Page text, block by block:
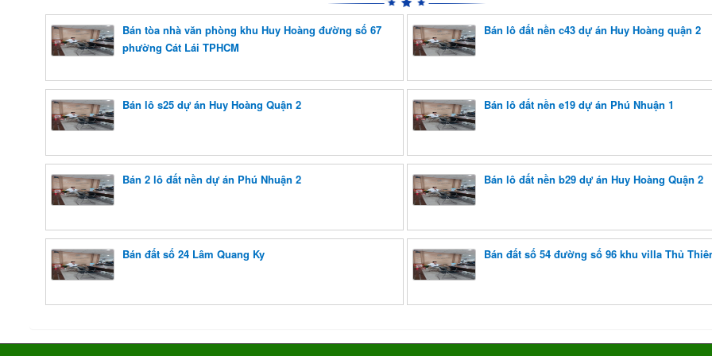
Bán tòa nhà văn phòng khu Huy Hoàng đường số 67
phường Cát Lái TPHCM
Bán lô đất nền c43 dự án Huy Hoàng quận 2
Bán lô s25 dự án Huy Hoàng Quận 2 Bán lô đất nền e19 dự án Phú Nhuận 1
Bán 2 lô đất nền dự án Phú Nhuận 2 Bán lô đất nền b29 dự án Huy Hoàng Quận 2
Bán đất số 24 Lâm Quang Ky Bán đất số 54 đường số 96 khu villa Thủ